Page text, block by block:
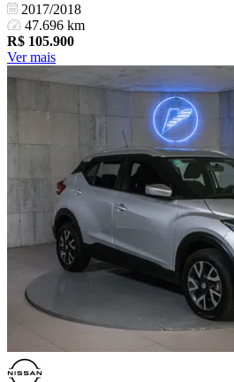
2017/2018
47.696 km
R$ 105.900
Ver mais